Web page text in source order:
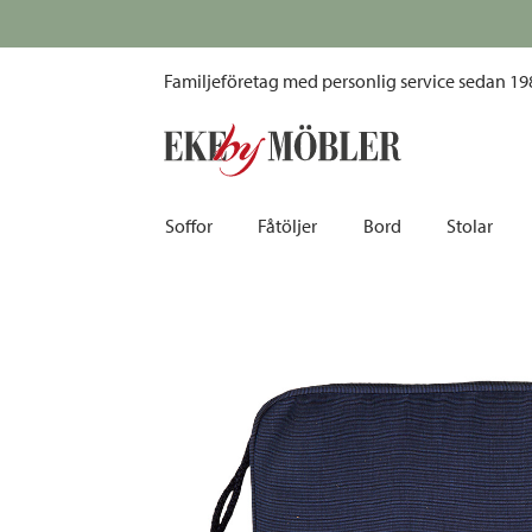
Familjeföretag med personlig service sedan
Soffor
Soffor 2-sits | 3-sits | 4-sits
Skinnsoffor
Fåtöljer
Reclinerfåtöljer
Skinnfåtöljer
Tygfåtöljer
Tillbehör till fåtölj
Bord
Skrivbord
Småbord | Sidobord
Soffbord
Stolar
Stolsdynor
Trästolar